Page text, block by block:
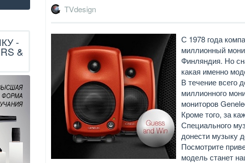
TVdesign
С 1978 года
миллионный
Финляндия. Но
какая именно
В течение всего
миллионного
мониторов
Кроме того, за
Специального
донести музыку
Посмотрите
модель станет
-
&